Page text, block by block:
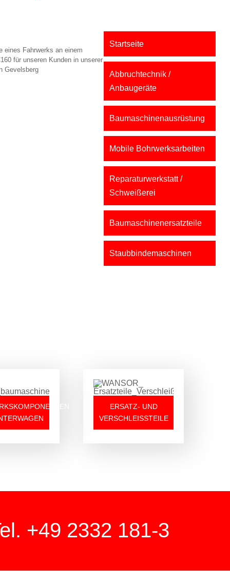
eines Fahrwerks an einem
für unseren Kunden in unserer
Gevelsberg
Startseite
Abbruchtechnik /
Anbaugeräte
Baumaschinenausrüstung
Mobile Bohrwerksarbeiten
Reparaturwerkstatt /
Schweißerei
Baumaschinenersatzteile
Staubbindemaschinen
ERSATZ- UND
VERSCHLEISSTEILE
+49 2332 181-3